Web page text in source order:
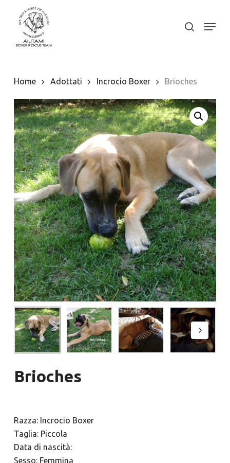
content
search
Menu
Home Adottati Incrocio Boxer Brioches
Brioches
Razza: Incrocio Boxer
Taglia: Piccola
Data di nascità:
Sesso: Femmina
Close